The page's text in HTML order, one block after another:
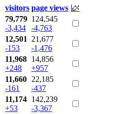
visitors page views
79,779
-3,434
124,545
-4,763
12,501
-153
21,677
-1,476
11,968
+248
14,856
+957
11,660
-161
22,185
-437
11,174
+53
142,239
-3,367